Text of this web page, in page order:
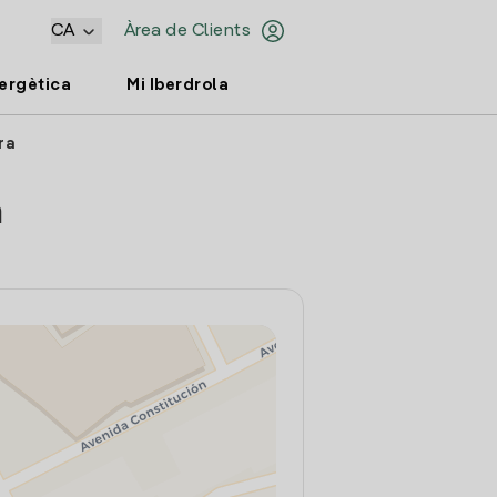
Àrea de Clients
CA
Mi Iberdrola